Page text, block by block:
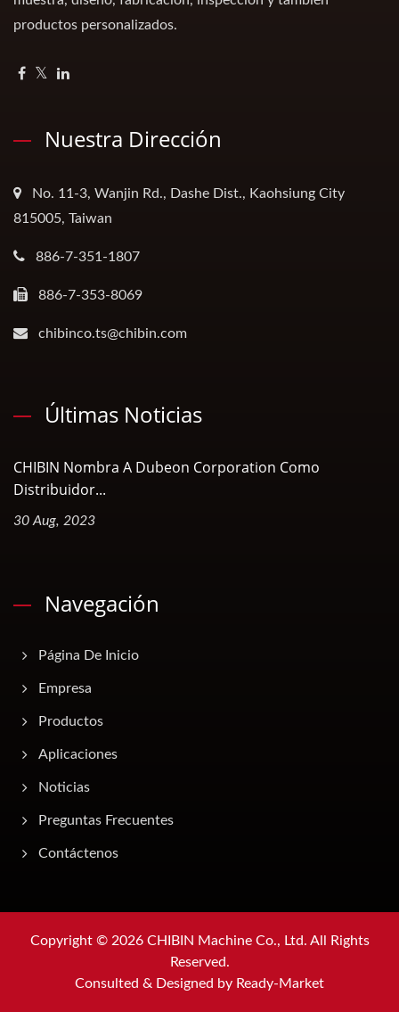
productos personalizados.
Nuestra Dirección
No. 11-3, Wanjin Rd., Dashe Dist., Kaohsiung City
815005, Taiwan
886-7-351-1807
886-7-353-8069
chibinco.ts@chibin.com
Últimas Noticias
CHIBIN Nombra A Dubeon Corporation Como
Distribuidor...
30 Aug, 2023
Navegación
Página De Inicio
Empresa
Productos
Aplicaciones
Noticias
Preguntas Frecuentes
Contáctenos
Copyright © 2026 CHIBIN Machine Co., Ltd. All Rights
Reserved.
Consulted & Designed by Ready-Market